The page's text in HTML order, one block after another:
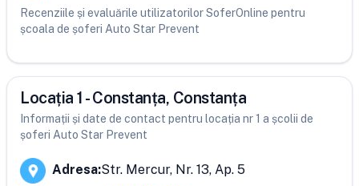
Recenziile și evaluările utilizatorilor SoferOnline pentru
școala de șoferi Auto Star Prevent
Locația 1 - Constanța, Constanța
Informații și date de contact pentru locația nr 1 a școlii de
șoferi Auto Star Prevent
Adresa:Str. Mercur, Nr. 13, Ap. 5